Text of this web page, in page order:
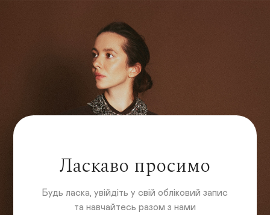
Ласкаво просимо
Будь ласка, увійдіть у свій обліковий запис
та навчайтесь разом з нами